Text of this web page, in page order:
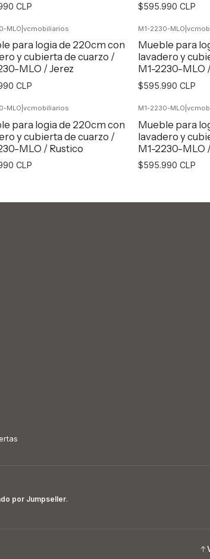
CLP $595.990 CLP
MLO vcmobiliarios
para logia de 220cm con
y cubierta de cuarzo /
MLO / Jerez
CLP
M1-2230-MLO
Mueble para
lavadero y
M1-2230-MLO
$595.990 CLP
MLO vcmobiliarios
para logia de 220cm con
y cubierta de cuarzo /
MLO / Rustico
CLP
M1-2230-MLO
Mueble para
lavadero y
M1-2230-MLO
$595.990 CLP
por Jumpseller.